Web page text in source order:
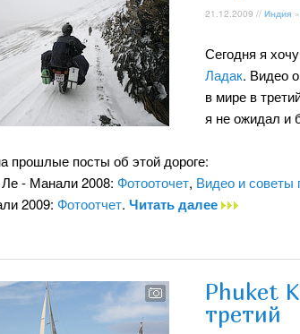
21.12.2009 // Индия »
Сегодня я
Ладак. Видео
в мире в
я не ожидал и
прошлые посты об этой дороге:
- Манали 2008: Фотооточет, Видео и советы
2009: Фотоотчет. Читать далее
Phuket
третий